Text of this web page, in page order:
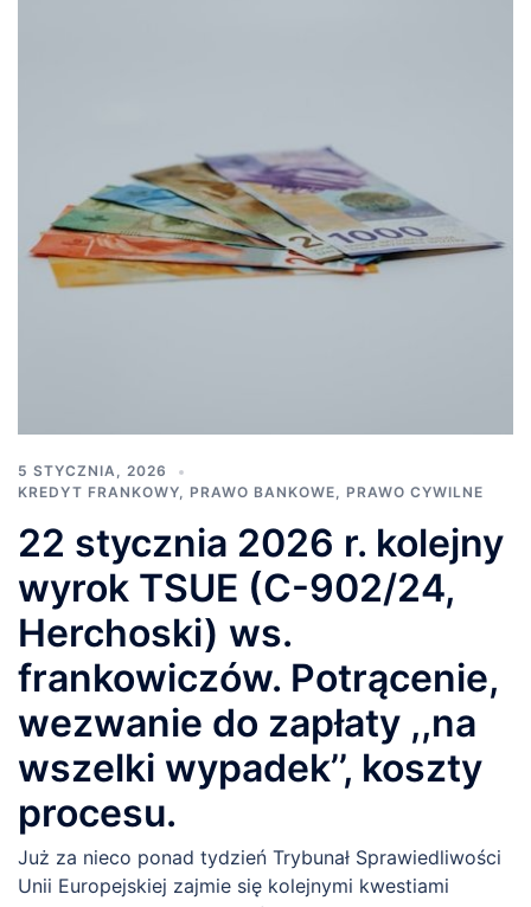
5 STYCZNIA, 2026
KREDYT FRANKOWY, PRAWO BANKOWE, PRAWO CYWILNE
22 stycznia 2026 r. kolejny
wyrok TSUE (C-902/24,
Herchoski) ws.
frankowiczów. Potrącenie,
wezwanie do zapłaty ,,na
wszelki wypadek’’, koszty
procesu.
Już za nieco ponad tydzień Trybunał Sprawiedliwości
Unii Europejskiej zajmie się kolejnymi kwestiami